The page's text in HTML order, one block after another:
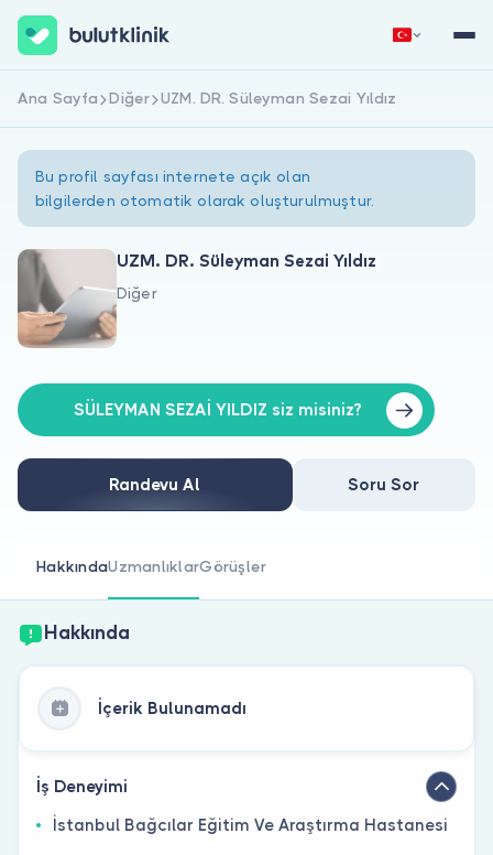
Hakkımızda
Doktorlar için
Doktor musunuz?
Hemen Kaydol Giriş Yap
Ana Sayfa Diğer UZM. DR. Süleyman Sezai Yıldız
Bu profil sayfası internete açık olan
bilgilerden otomatik olarak oluşturulmuştur.
UZM. DR. Süleyman Sezai Yıldız
Diğer
SÜLEYMAN SEZAİ YILDIZ siz misiniz?
Randevu Al Soru Sor
HakkındaUzmanlıklarGörüşler
Hakkında
İçerik Bulunamadı
İş Deneyimi
İstanbul Bağcılar Eğitim Ve Araştırma Hastanesi